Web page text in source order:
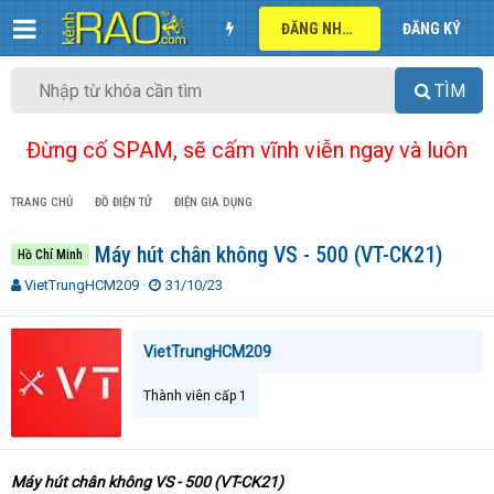
ĐĂNG NHẬP ĐĂNG KÝ
TÌM
Đừng cố SPAM, sẽ cấm vĩnh viễn ngay và luôn
TRANG CHỦ ĐỒ ĐIỆN TỬ ĐIỆN GIA DỤNG
Hồ Chí Minh Máy hút chân không VS - 500 (VT-CK21)
T
r
d
a
t
VietTrungHCM209
N
y
i
31/10/23
VietTrungHCM209
Thành viên cấp 1
Máy hút chân không VS - 500 (VT-CK21)